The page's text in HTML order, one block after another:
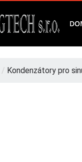
/ Kondenzátory pro